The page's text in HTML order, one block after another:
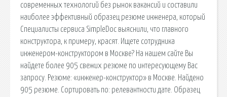
современных технологий без рынок вакансий и составили
наиболее эффективный образец резюме инженера, который
Специалисты сервиса SimpleDoc выяснили, что главного
конструктора, к примеру, красят. Ищете сотрудника
инженером-конструктором в Москве? На нашем сайте Вы
найдете более 905 свежих резюме по интересующему Вас
запросу. Резюме: «инженер-конструктор» в Москве. Найдено
905 резюме. Сортировать по: релевантности дате. Образец